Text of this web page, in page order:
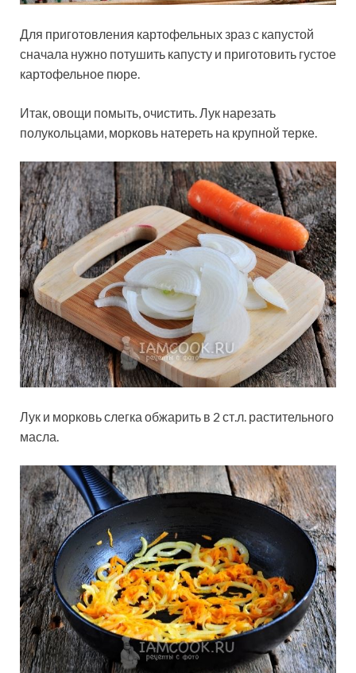
Для приготовления картофельных зраз с капустой
сначала нужно потушить капусту и приготовить густое
картофельное пюре.
Итак, овощи помыть, очистить. Лук нарезать
полукольцами, морковь натереть на крупной терке.
Лук и морковь слегка обжарить в 2 ст.л. растительного
масла.